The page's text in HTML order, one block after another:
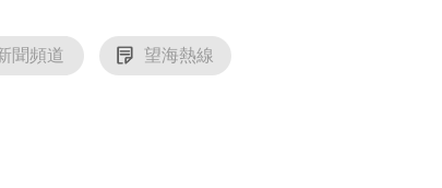
聞頻道 望海熱線